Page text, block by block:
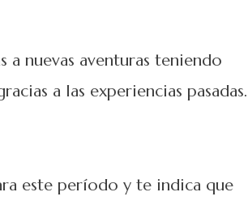
a nuevas aventuras teniendo
a las experiencias pasadas.
este período y te indica que